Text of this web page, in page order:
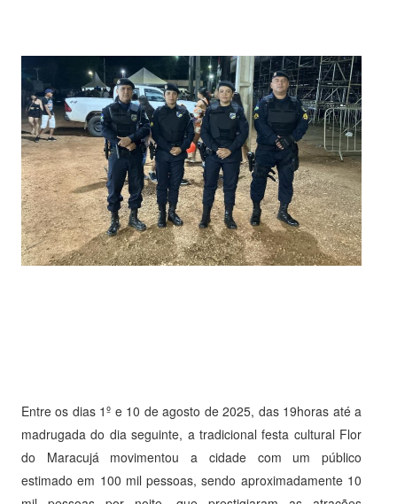
Entre os dias 1º e 10 de agosto de 2025, das 19horas até a
madrugada do dia seguinte, a tradicional festa cultural Flor
do Maracujá movimentou a cidade com um público
estimado em 100 mil pessoas, sendo aproximadamente 10